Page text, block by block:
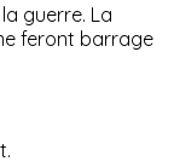
guerre. La
feront barrage